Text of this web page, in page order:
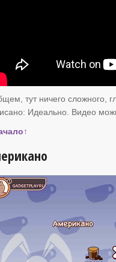
тут ничего сложного,
Идеально. Видео